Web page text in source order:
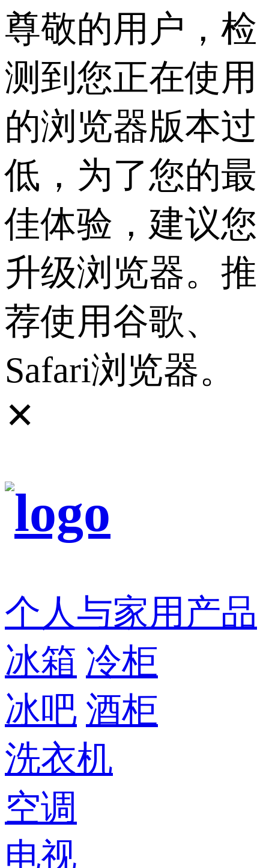
尊敬的用户，检
测到您正在使用
的浏览器版本过
低，为了您的最
佳体验，建议您
升级浏览器。推
荐使用谷歌、
Safari浏览器。
✕
个人与家用产品
冰箱 冷柜
冰吧 酒柜
洗衣机
空调
电视